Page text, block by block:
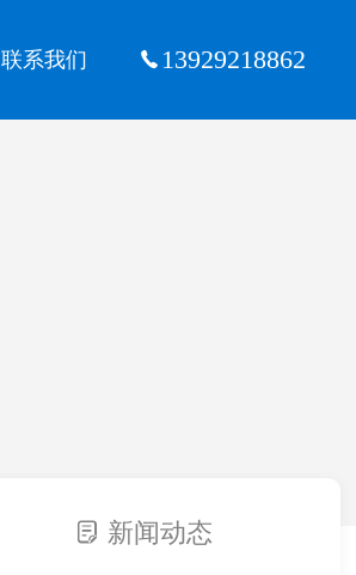
联系我们 13929218862
新闻动态